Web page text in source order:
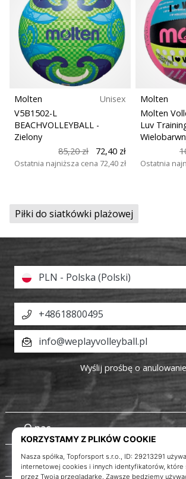
Molten
Unisex
V5B1502-L
BEACHVOLLEYBALL -
Zielony
85,20 zł
72,40 zł
Ostatnia najniższa cena 72,40 zł
Molten
Molten
Luv
Ostatnia
Piłki do siatkówki plażowej
O nas
Obsługa klienta
PLN - Polska (Polski)
+48618800495
info@weplayvolleyball.pl
Wyślij prośbę o anulowanie